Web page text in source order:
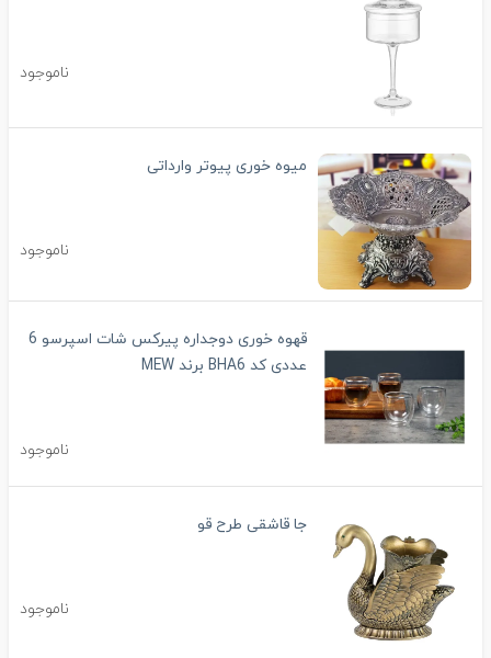
ناموجود
میوه خوری پیوتر وارداتی
ناموجود
قهوه خوری دوجداره پیرکس شات اسپرسو 6
عددی کد BHA6 برند MEW
ناموجود
جا قاشقی طرح قو
ناموجود